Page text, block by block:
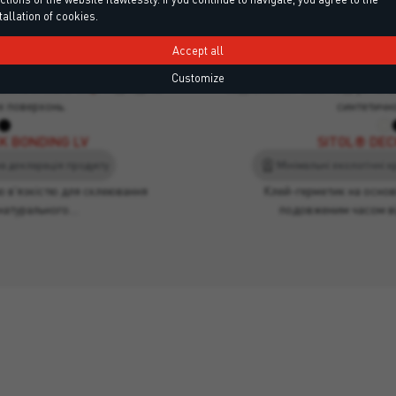
BONDING LV
в'язкістю для склеювання
BONDING LV
в'язкістю для склеювання
тика. Підходить
поверхонь.
SITOL®
Клей-герметик на
подовженим часом
SITOL®
Клей-герметик на основі
подовженим часом відкритої
of cookies.
Accept all
Customize